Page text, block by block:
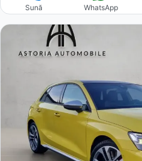
Sună WhatsApp